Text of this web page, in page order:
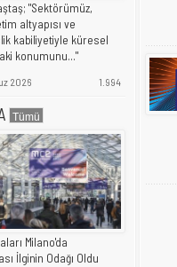
"Sektörümüz,
altyapısı ve
kabiliyetiyle küresel
konumunu..."
2026 1.994
Milano'da
İlginin Odağı Oldu